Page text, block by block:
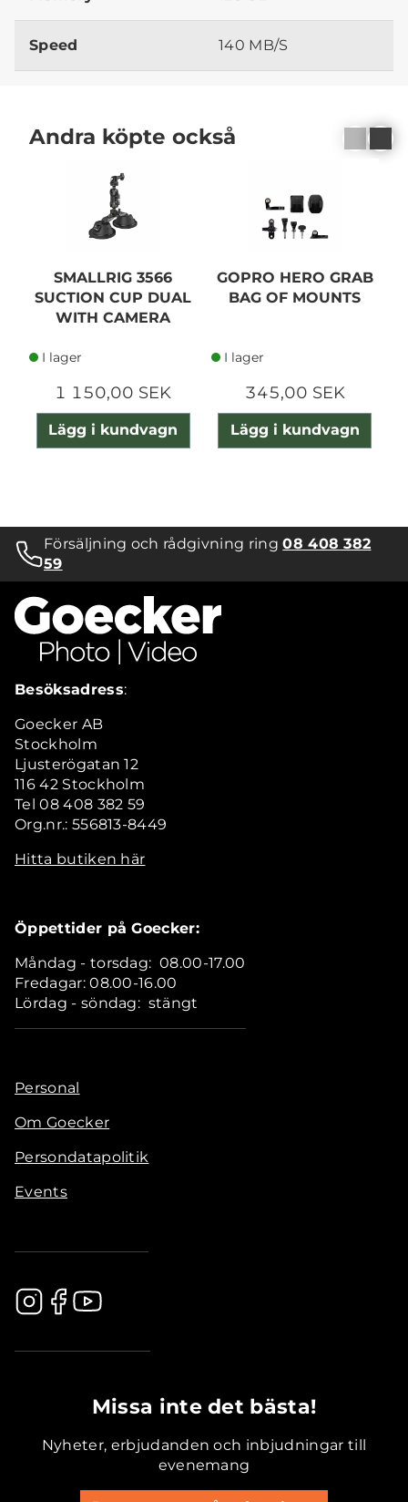
Speed 140 MB/S
Andra köpte också
SMALLRIG 3566
SUCTION CUP DUAL
WITH CAMERA
I lager
1 150,00 SEK
Lägg i kundvagn
GOPRO HERO GRAB
BAG OF MOUNTS
I lager
345,00 SEK
Lägg i kundvagn
Försäljning och rådgivning ring08 408 382
59
Besöksadress:
Goecker AB
Stockholm
Ljusterögatan 12
116 42 Stockholm
Tel 08 408 382 59
Org.nr.: 556813-8449
Hitta butiken här
Öppettider på Goecker:
Måndag - torsdag: 08.00-17.00
Fredagar: 08.00-16.00
Lördag - söndag: stängt
Personal
Om Goecker
Persondatapolitik
Events
Missa inte det bästa!
Nyheter, erbjudanden och inbjudningar till
evenemang